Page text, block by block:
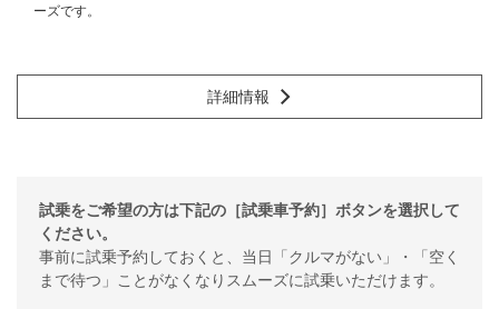
ーズです。
詳細情報
試乗をご希望の方は下記の［試乗車予約］ボタンを選択して
ください。
事前に試乗予約しておくと、当日「クルマがない」・「空く
まで待つ」ことがなくなりスムーズに試乗いただけます。